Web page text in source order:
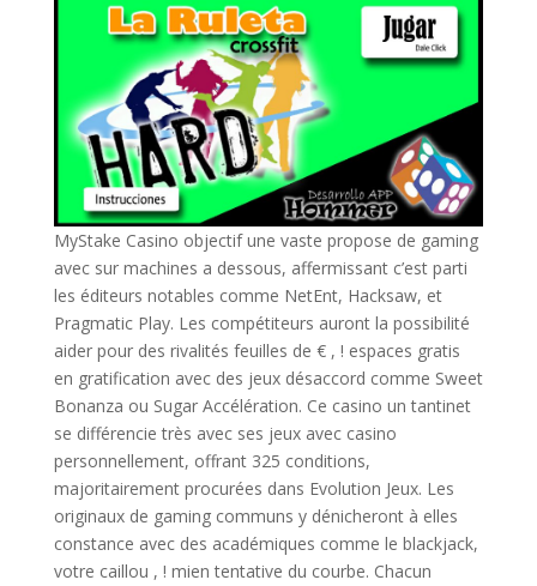
MyStake Casino objectif une vaste propose de gaming
avec sur machines a dessous, affermissant c’est parti
les éditeurs notables comme NetEnt, Hacksaw, et
Pragmatic Play. Les compétiteurs auront la possibilité
aider pour des rivalités feuilles de € , ! espaces gratis
en gratification avec des jeux désaccord comme Sweet
Bonanza ou Sugar Accélération. Ce casino un tantinet
se différencie très avec ses jeux avec casino
personnellement, offrant 325 conditions,
majoritairement procurées dans Evolution Jeux. Les
originaux de gaming communs y dénicheront à elles
constance avec des académiques comme le blackjack,
votre caillou , ! mien tentative du courbe. Chacun